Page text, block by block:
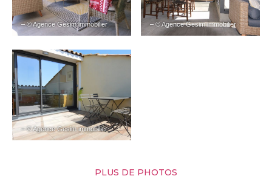
– © Agence Gesim immobilier – © Agence Gesim immobilier
– © Agence Gesim immobilier
PLUS DE PHOTOS